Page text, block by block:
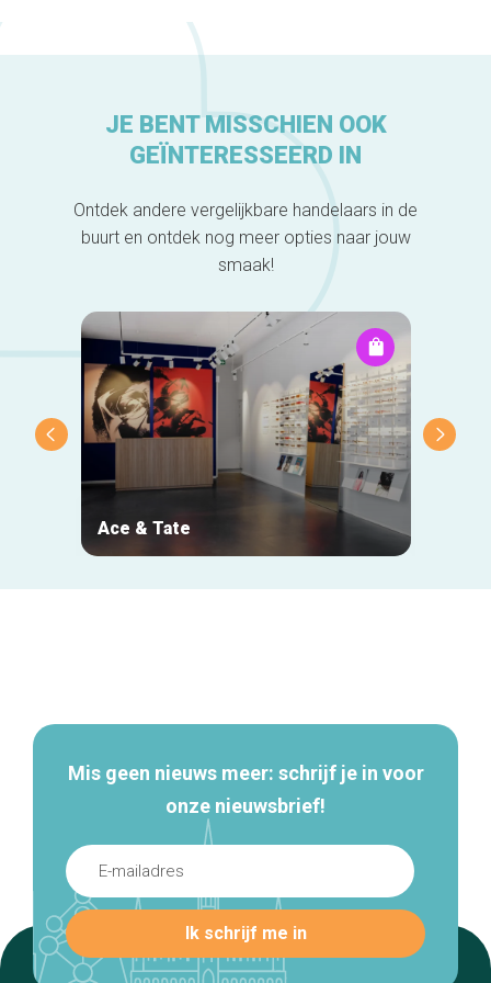
JE BENT MISSCHIEN OOK
GEÏNTERESSEERD IN
Ontdek andere vergelijkbare handelaars in de
buurt en ontdek nog meer opties naar jouw
smaak!
Ace & Tate
Mis geen nieuws meer: schrijf je in voor
onze nieuwsbrief!